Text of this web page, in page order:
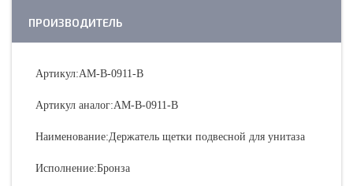
ПРОИЗВОДИТЕЛЬ
Артикул:AM-B-0911-B
Артикул аналог:AM-B-0911-B
Наименование:Держатель щетки подвесной для унитаза
Исполнение:Бронза